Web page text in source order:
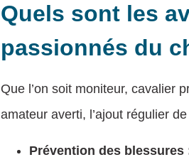
Quels sont les
passionnés du
Que l’on soit moniteur, cavalier
amateur averti, l’ajout régulier
Prévention des blessures